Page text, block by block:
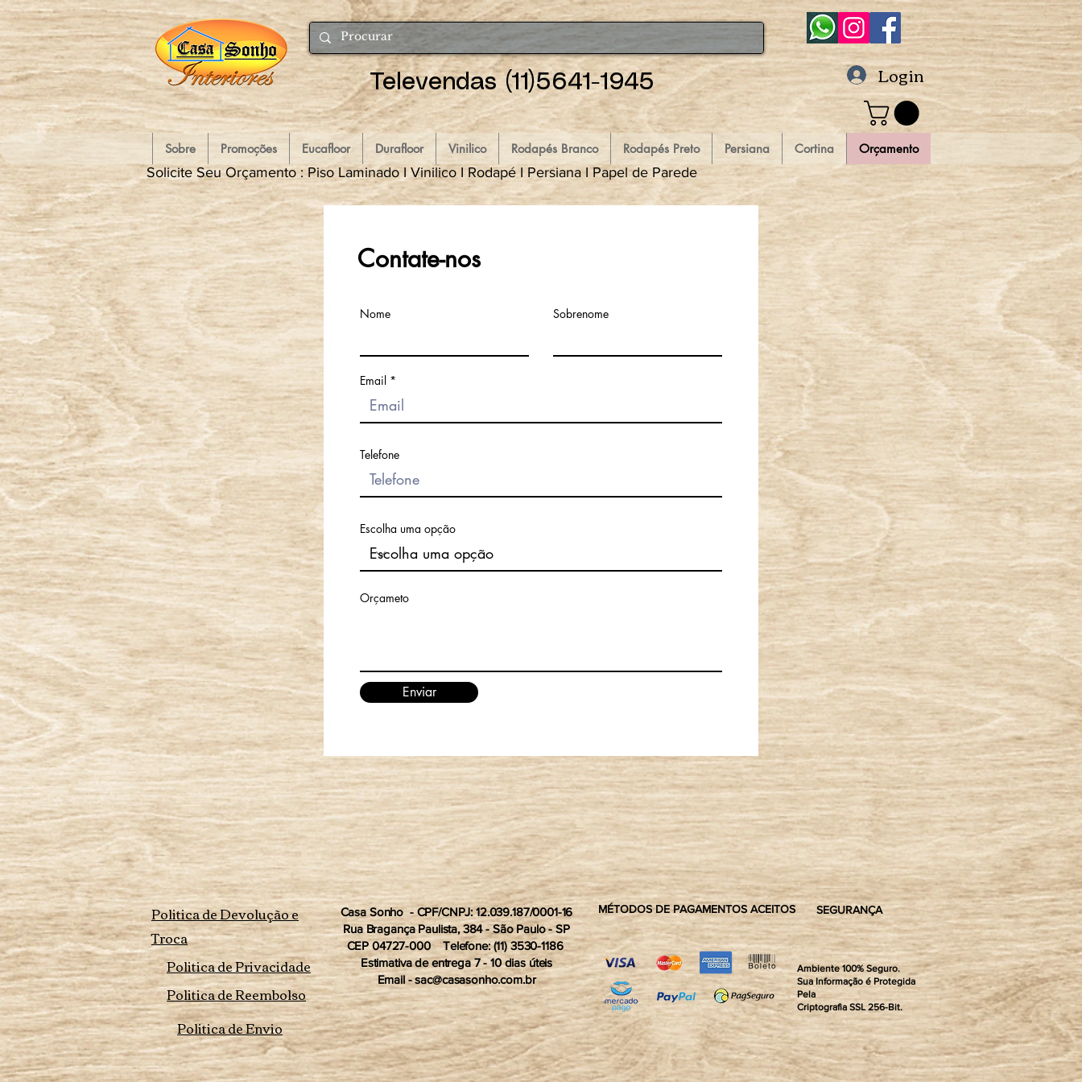
Login
Televendas (11)5641-1945
Sobre Promoções Eucafloor Durafloor Vinilico Rodapés Branco Rodapés Preto Persiana Cortina Orçamento
Solicite Seu Orçamento : Piso Laminado I Vinilico I Rodapé I Persiana I Papel de Parede
Contate-nos
Nome Sobrenome
Email
Telefone
Escolha uma opção
Orçameto
Enviar
Politica de Devolução e
Troca
Politica de Privacidade
Politica de Reembolso
Casa Sonho - CPF/CNPJ: 12.039.187/0001-16
Rua Bragança Paulista, 384 - São Paulo - SP
CEP 04727-000 Telefone: (11) 3530-1186
Estimativa de entrega 7 - 10 dias úteis
Email -sac@casasonho.com.br
MÉTODOS DE PAGAMENTOS ACEITOS SEGURANÇA
Ambiente 100% Seguro.
Sua Informação é Protegida
Pela
Criptografia SSL 256-Bit.
Politica de Envio